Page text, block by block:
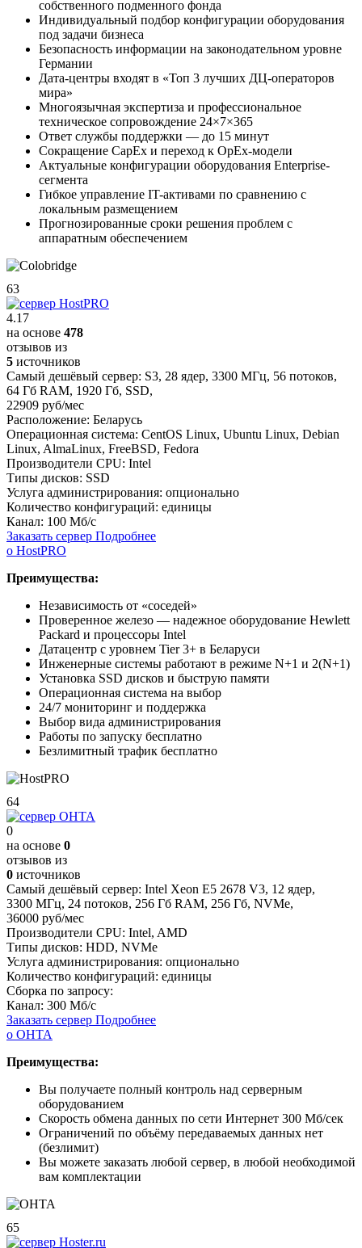
собственного подменного фонда
Индивидуальный подбор конфигурации оборудования
под задачи бизнеса
Безопасность информации на законодательном уровне
Германии
Дата-центры входят в «Топ 3 лучших ДЦ-операторов
мира»
Многоязычная экспертиза и профессиональное
техническое сопровождение 24×7×365
Ответ службы поддержки — до 15 минут
Сокращение CapEx и переход к OpEx-модели
Актуальные конфигурации оборудования Enterprise-
сегмента
Гибкое управление IT-активами по сравнению с
локальным размещением
Прогнозированные сроки решения проблем с
аппаратным обеспечением
63
4.17
на основе 478
отзывов из
5 источников
Самый дешёвый сервер: S3, 28 ядер, 3300 МГц, 56 потоков,
64 Гб RAM, 1920 Гб, SSD,
22909 руб/мес
Расположение: Беларусь
Операционная система: CentOS Linux, Ubuntu Linux, Debian
Linux, AlmaLinux, FreeBSD, Fedora
Производители CPU: Intel
Типы дисков: SSD
Услуга администрирования: опционально
Количество конфигураций: единицы
Канал: 100 Мб/с
Заказать сервер Подробнее
о HostPRO
Преимущества:
Независимость от «соседей»
Проверенное железо — надежное оборудование Hewlett
Packard и процессоры Intel
Датацентр с уровнем Tier 3+ в Беларуси
Инженерные системы работают в режиме N+1 и 2(N+1)
Установка SSD дисков и быструю памяти
Операционная система на выбор
24/7 мониторинг и поддержка
Выбор вида администрирования
Работы по запуску бесплатно
Безлимитный трафик бесплатно
64
0
на основе 0
отзывов из
0 источников
Самый дешёвый сервер: Intel Xeon E5 2678 V3, 12 ядер,
3300 МГц, 24 потоков, 256 Гб RAM, 256 Гб, NVMe,
36000 руб/мес
Производители CPU: Intel, AMD
Типы дисков: HDD, NVMe
Услуга администрирования: опционально
Количество конфигураций: единицы
Сборка по запросу:
Канал: 300 Мб/с
Заказать сервер Подробнее
о ОНТА
Преимущества:
Вы получаете полный контроль над серверным
оборудованием
Скорость обмена данных по сети Интернет 300 Мб/сек
Ограничений по объёму передаваемых данных нет
(безлимит)
Вы можете заказать любой сервер, в любой необходимой
вам комплектации
65